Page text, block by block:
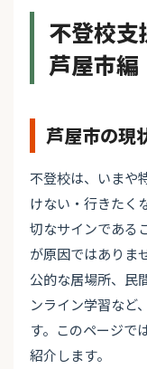
不登校
芦屋市編
芦屋市の現
不登校は、いまや
けない・行きたく
切なサインである
が原因ではありま
公的な居場所、民
ンライン学習など
す。このページで
紹介します。